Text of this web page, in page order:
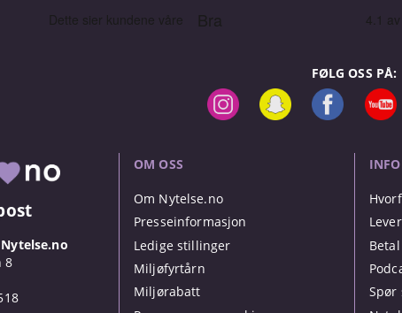
FØLG OSS PÅ:
8
OM OSS
Om Nytelse.no
Presseinformasjon
Ledige stillinger
Miljøfyrtårn
Miljørabatt
Spør